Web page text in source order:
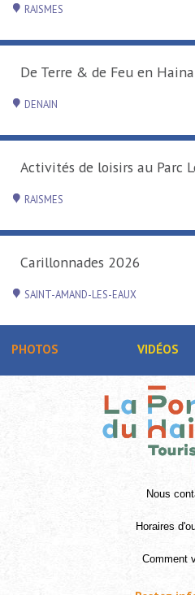
...
PHOTOS VIDÉOS
Nous
Horaires
Comment